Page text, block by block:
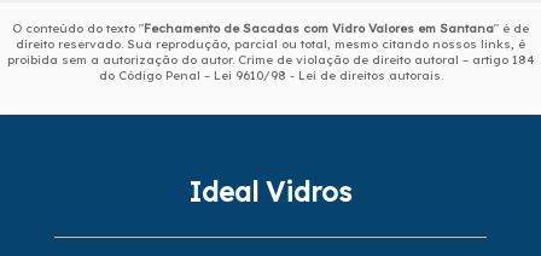
O conteúdo do texto "Fechamento de Sacadas com Vidro Valores em Santana" é de
direito reservado. Sua reprodução, parcial ou total, mesmo citando nossos links, é
proibida sem a autorização do autor. Crime de violação de direito autoral – artigo 184
do Código Penal – Lei 9610/98 - Lei de direitos autorais.
Ideal Vidros